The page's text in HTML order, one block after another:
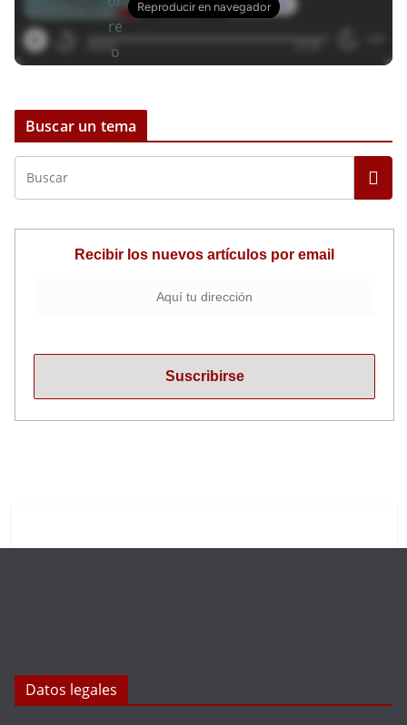
Buscar un tema
Recibir los nuevos artículos por email
Datos legales